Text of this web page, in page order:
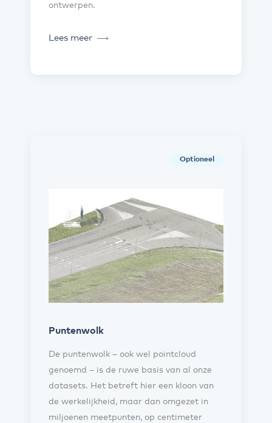
ontwerpen.
Lees meer
Optioneel
Puntenwolk
De puntenwolk – ook wel pointcloud
genoemd – is de ruwe basis van al onze
datasets. Het betreft hier een kloon van
de werkelijkheid, maar dan omgezet in
miljoenen meetpunten, op centimeter